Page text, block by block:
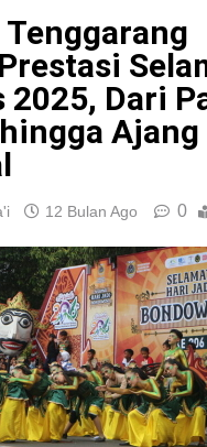
Tenggarang
Dari
Ajang
12 Bulan Ago 0